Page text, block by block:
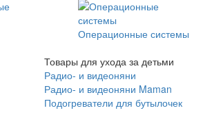
Операционные системы
Товары для ухода за детьми
Радио- и видеоняни
Радио- и видеоняни Maman
Подогреватели для бутылочек